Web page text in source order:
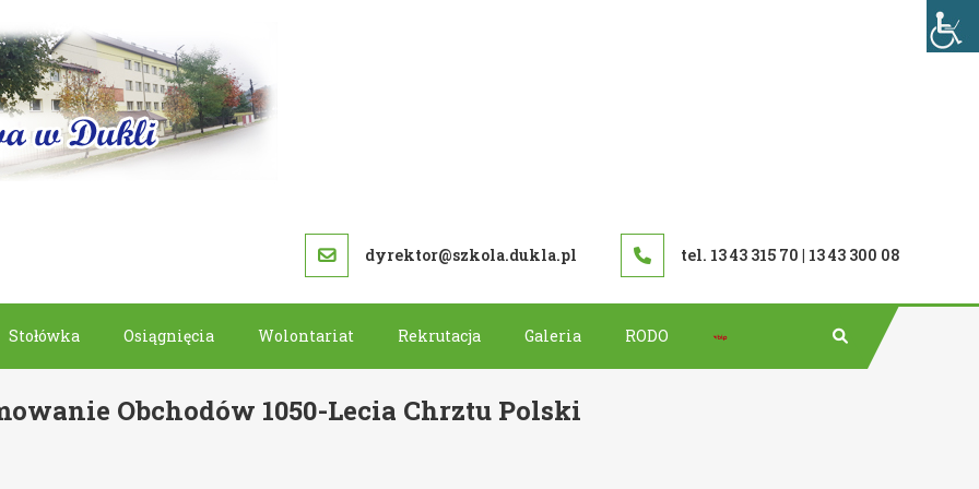
dyrektor@szkola.dukla.pl tel. 13 43 315 70 | 13 43 300 08
Stołówka Osiągnięcia Wolontariat Rekrutacja Galeria RODO Bip
Obchodów 1050-Lecia Chrztu Polski